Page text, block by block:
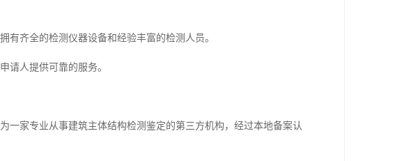
有齐全的检测仪器设备和经验丰富的检测人员。
请人提供可靠的服务。
一家专业从事建筑主体结构检测鉴定的第三方机构，经过本地备案认